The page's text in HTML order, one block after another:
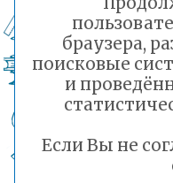
браузера,
поисковые
и
Если Вы не